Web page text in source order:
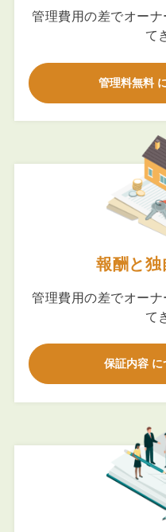
管理費用の差でオー
て
管理料無料
報酬と独
管理費用の差でオー
て
保証内容 に